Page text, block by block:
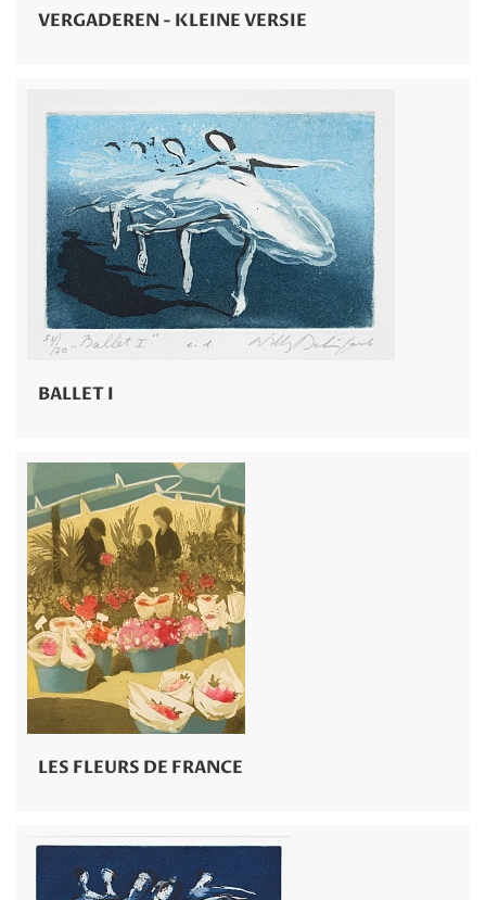
VERGADEREN - KLEINE VERSIE
BALLET I
LES FLEURS DE FRANCE